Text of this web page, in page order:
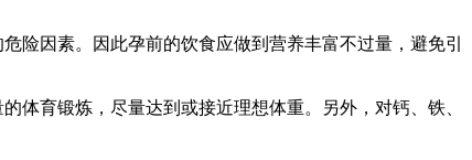
险因素。因此孕前的饮食应做到营养丰富不过量，避免引
体育锻炼，尽量达到或接近理想体重。另外，对钙、铁、